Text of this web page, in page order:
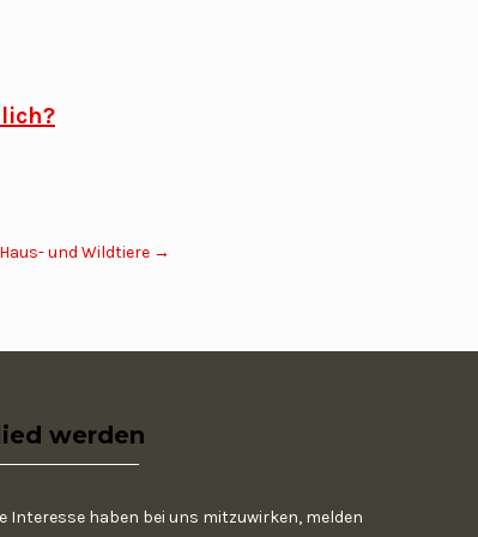
und Wildtiere →
werden
Interesse haben bei uns mitzuwirken, melden